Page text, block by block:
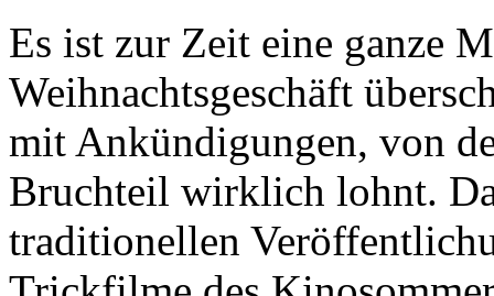
Es ist zur Zeit eine ganze
Weihnachtsgeschäft
mit Ankündigungen, von
Bruchteil wirklich lohnt.
traditionellen